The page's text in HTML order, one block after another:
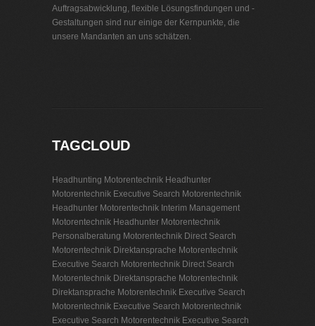
Auftragsabwicklung, flexible Lösungsfindungen und -
Gestaltungen sind nur einige der Kernpunkte, die
unsere Mandanten an uns schätzen.
TAGCLOUD
Headhunting Motorentechnik Headhunter
Motorentechnik Executive Search Motorentechnik
Headhunter Motorentechnik Interim Management
Motorentechnik Headhunter Motorentechnik
Personalberatung Motorentechnik Direct Search
Motorentechnik Direktansprache Motorentechnik
Executive Search Motorentechnik Direct Search
Motorentechnik Direktansprache Motorentechnik
Direktansprache Motorentechnik Executive Search
Motorentechnik Executive Search Motorentechnik
Executive Search Motorentechnik Executive Search